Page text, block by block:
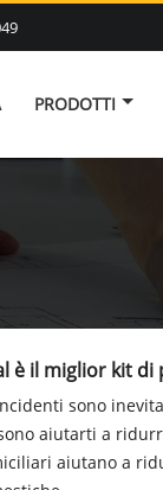
PRODOTTI
è il miglior kit
sono
aiutarti a
aiutano a